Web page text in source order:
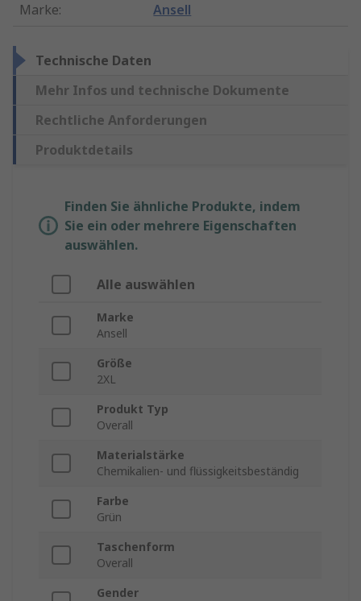
Marke: Ansell
Technische Daten
Mehr Infos und technische Dokumente
Rechtliche Anforderungen
Produktdetails
Finden Sie ähnliche Produkte, indem
Sie ein oder mehrere Eigenschaften
auswählen.
Alle auswählen
Marke
Ansell
Größe
2XL
Produkt Typ
Overall
Materialstärke
Chemikalien- und flüssigkeitsbeständig
Farbe
Grün
Taschenform
Overall
Gender